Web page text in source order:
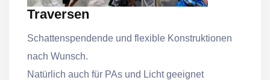
Traversen
Schattenspendende und flexible Konstruktionen
nach Wunsch.
Natürlich auch für PAs und Licht geeignet